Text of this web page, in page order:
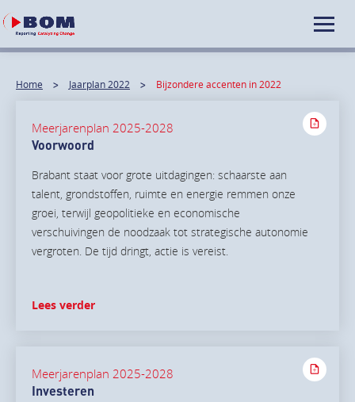
Home Jaarplan 2022 Bijzondere accenten in 2022
Meerjarenplan 2025-2028
Voorwoord
Brabant staat voor grote uitdagingen: schaarste aan
talent, grondstoffen, ruimte en energie remmen onze
groei, terwijl geopolitieke en economische
verschuivingen de noodzaak tot strategische autonomie
vergroten. De tijd dringt, actie is vereist.
Lees verder
Meerjarenplan 2025-2028
Investeren